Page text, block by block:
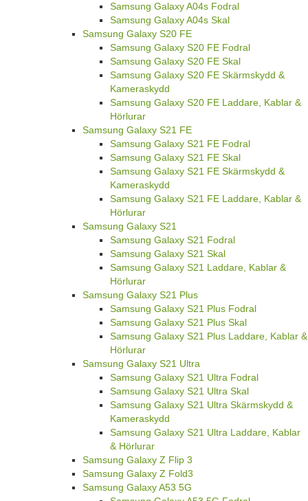
Samsung Galaxy A04s Fodral
Samsung Galaxy A04s Skal
Samsung Galaxy S20 FE
Samsung Galaxy S20 FE Fodral
Samsung Galaxy S20 FE Skal
Samsung Galaxy S20 FE Skärmskydd &
Kameraskydd
Samsung Galaxy S20 FE Laddare, Kablar &
Hörlurar
Samsung Galaxy S21 FE
Samsung Galaxy S21 FE Fodral
Samsung Galaxy S21 FE Skal
Samsung Galaxy S21 FE Skärmskydd &
Kameraskydd
Samsung Galaxy S21 FE Laddare, Kablar &
Hörlurar
Samsung Galaxy S21
Samsung Galaxy S21 Fodral
Samsung Galaxy S21 Skal
Samsung Galaxy S21 Laddare, Kablar &
Hörlurar
Samsung Galaxy S21 Plus
Samsung Galaxy S21 Plus Fodral
Samsung Galaxy S21 Plus Skal
Samsung Galaxy S21 Plus Laddare, Kablar &
Hörlurar
Samsung Galaxy S21 Ultra
Samsung Galaxy S21 Ultra Fodral
Samsung Galaxy S21 Ultra Skal
Samsung Galaxy S21 Ultra Skärmskydd &
Kameraskydd
Samsung Galaxy S21 Ultra Laddare, Kablar
& Hörlurar
Samsung Galaxy Z Flip 3
Samsung Galaxy Z Fold3
Samsung Galaxy A53 5G